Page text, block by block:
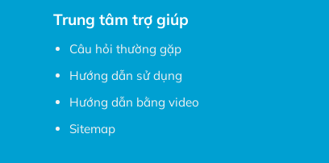
Trung tâm trợ giúp
Câu hỏi thường gặp
Hướng dẫn sử dụng
Hướng dẫn bằng video
Sitemap